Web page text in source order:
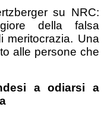
su NRC:
della falsa
meritocrazia. Una
alle persone che
a odiarsi a